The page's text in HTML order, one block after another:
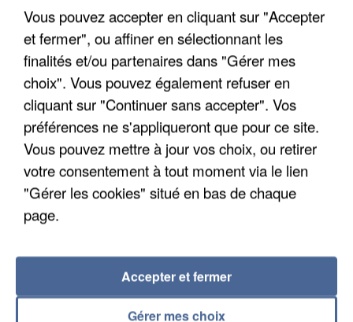
L’UN DES FONDATEURS SUPPOSÉS DE LA DZ
MAFIA INTERPELLÉ EN ALGÉRIE
Vous pouvez accepter en cliquant sur "Accepter
et fermer", ou affiner en sélectionnant les
finalités et/ou partenaires dans "Gérer mes
choix". Vous pouvez également refuser en
cliquant sur "Continuer sans accepter". Vos
préférences ne s'appliqueront que pour ce site.
Vous pouvez mettre à jour vos choix, ou retirer
votre consentement à tout moment via le lien
"Gérer les cookies" situé en bas de chaque
page.
Gérer mes choix
Accepter et fermer